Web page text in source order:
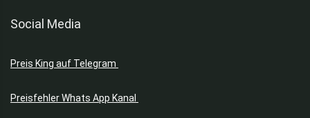
Social Media
Preis King auf Telegram
Preisfehler Whats App Kanal